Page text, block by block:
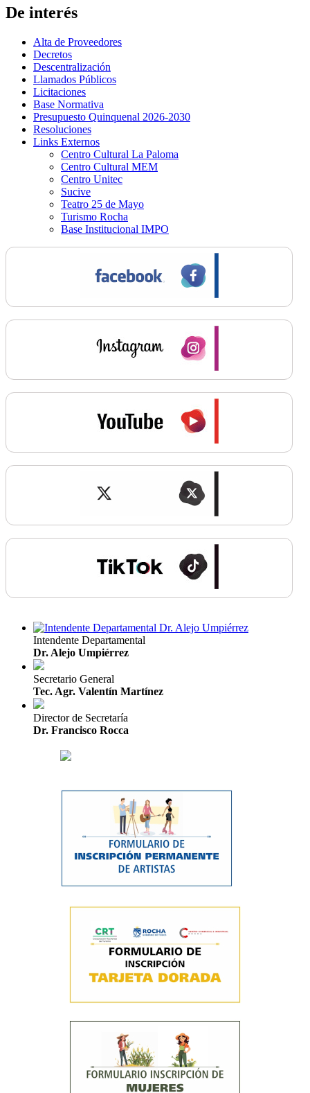
De interés
Alta de Proveedores
Decretos
Descentralización
Llamados Públicos
Licitaciones
Base Normativa
Presupuesto Quinquenal 2026-2030
Resoluciones
Links Externos
Centro Cultural La Paloma
Centro Cultural MEM
Centro Unitec
Sucive
Teatro 25 de Mayo
Turismo Rocha
Base Institucional IMPO
Intendente Departamental
Dr. Alejo Umpiérrez
Secretario General
Tec. Agr. Valentín Martínez
Director de Secretaría
Dr. Francisco Rocca